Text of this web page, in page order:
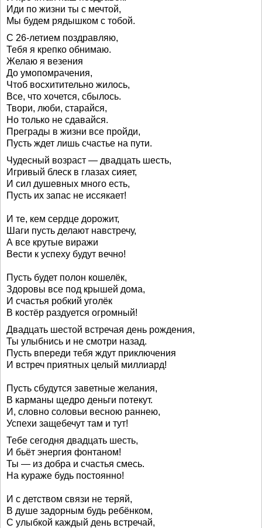
Иди по жизни ты с мечтой,
Мы будем рядышком с тобой.
С 26-летием поздравляю,
Тебя я крепко обнимаю.
Желаю я везения
До умопомрачения,
Чтоб восхитительно жилось,
Все, что хочется, сбылось.
Твори, люби, старайся,
Но только не сдавайся.
Преграды в жизни все пройди,
Пусть ждет лишь счастье на пути.
Чудесный возраст — двадцать шесть,
Игривый блеск в глазах сияет,
И сил душевных много есть,
Пусть их запас не иссякает!
И те, кем сердце дорожит,
Шаги пусть делают навстречу,
А все крутые виражи
Вести к успеху будут вечно!
Пусть будет полон кошелёк,
Здоровы все под крышей дома,
И счастья робкий уголёк
В костёр раздуется огромный!
Двадцать шестой встречая день рождения,
Ты улыбнись и не смотри назад.
Пусть впереди тебя ждут приключения
И встреч приятных целый миллиард!
Пусть сбудутся заветные желания,
В карманы щедро деньги потекут.
И, словно соловьи весною раннею,
Успехи защебечут там и тут!
Тебе сегодня двадцать шесть,
И бьёт энергия фонтаном!
Ты — из добра и счастья смесь.
На кураже будь постоянно!
И с детством связи не теряй,
В душе задорным будь ребёнком,
С улыбкой каждый день встречай,